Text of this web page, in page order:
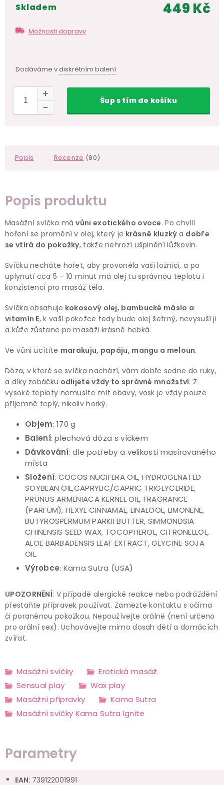
skladem
Možnosti dopravy
Dodáváme vdiskrétním balení
449 Kč
Šups tímdo košíku
Popis Recenze (80)
Popis produktu
Masážní svíčka mávůni exotického ovoce. Po chvíli
hoření se promění v olej, který je krásně kluzký a dobře
se vtírá do pokožky, takže nehrozí ušpinění lůžkovin.
Svíčku necháte hořet, aby provoněla vaši ložnici, a po
uplynutí cca 5 – 10 minut má olej tu správnou teplotu i
konzistenci pro masáž těla.
Svíčka obsahuje kokosový olej, bambucké máslo a
vitamín E, k vaší pokožce tedy bude olej šetrný, nevysuší ji
a kůže zůstane po masáži krásně hebká.
Ve vůni ucítíte marakuju, papáju, mangu a meloun.
Dóza, v které se svíčka nachází, vám dobře sedne do ruky,
a díky zobáčku odlijete vždy to správné množství. Z
vysoké teploty nemusíte mít obavy, vosk je vždy pouze
příjemně teplý, nikoliv horký.
Objem: 170 g
Balení: plechová dóza s víčkem
Dávkování:dle potřeby a velikosti masírovaného
místa
Složení: COCOS NUCIFERA OIL, HYDROGENATED
SOYBEAN OIL,CAPRYLIC/CAPRIC TRIGLYCERIDE,
PRUNUS ARMENIACA KERNEL OIL, FRAGRANCE
(PARFUM), HEXYL CINNAMAL, LINALOOL, LIMONENE,
BUTYROSPERMUM PARKII BUTTER, SIMMONDSIA
CHINENSIS SEED WAX, TOCOPHEROL, CITRONELLOL,
ALOE BARBADENSIS LEAF EXTRACT, GLYCINE SOJA
OIL.
Výrobce: Kama Sutra (USA)
UPOZORNĚNÍ: V případě alergické reakce nebo podráždění
přestaňte přípravek používat. Zamezte kontaktu s očima
či poraněnou pokožkou. Nepoužívejte orálně (není určeno
pro orální sex). Uchovávejte mimo dosah dětí a domácích
zvířat.
Masážní svíčky
Erotická masáž
Sensual play
Wax play
Masážní přípravky
Kama Sutra
Masážní svíčky Kama Sutra Ignite
Parametry
EAN: 739122001991